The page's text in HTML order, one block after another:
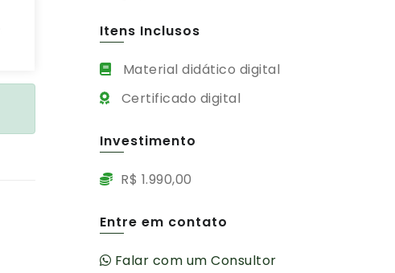
Itens Inclusos
Material didático digital
Certificado digital
Investimento
R$ 1.990,00
Entre em contato
Falar com um Consultor